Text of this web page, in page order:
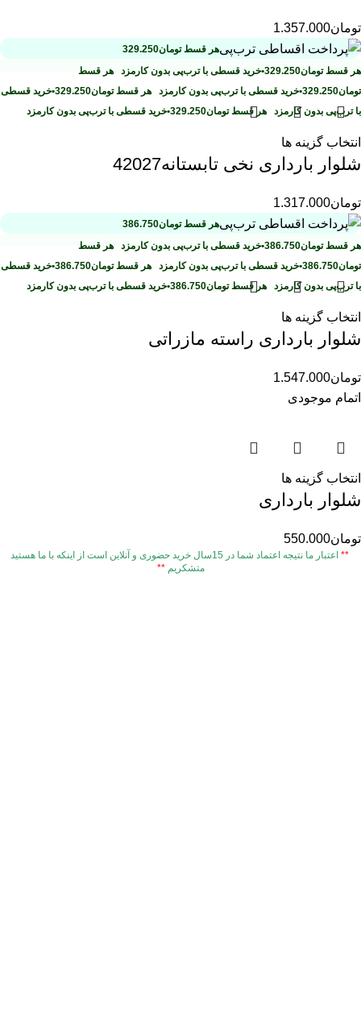
تومان1.357.000
هر قسطتومان329.250
هر قسطتومان329.250
•خرید قسطی با ترب‌پی بدون کارمزد هر قسط
تومان329.250
•خرید قسطی با ترب‌پی بدون کارمزد هر قسطتومان329.250
•خرید قسطی
با ترب‌پی بدون کارمزد هر قسطتومان329.250
•خرید قسطی با ترب‌پی بدون کارمزد
انتخاب گزینه ها
شلوار بارداری نخی تابستانه42027
تومان1.317.000
هر قسطتومان386.750
هر قسطتومان386.750
•خرید قسطی با ترب‌پی بدون کارمزد هر قسط
تومان386.750
•خرید قسطی با ترب‌پی بدون کارمزد هر قسطتومان386.750
•خرید قسطی
با ترب‌پی بدون کارمزد هر قسطتومان386.750
•خرید قسطی با ترب‌پی بدون کارمزد
انتخاب گزینه ها
شلوار بارداری راسته مازراتی
تومان1.547.000
اتمام موجودی
انتخاب گزینه ها
شلوار بارداری
تومان550.000
**
اعتبار ما نتیجه اعتماد شما در 15سال خرید حضوری و آنلاین است از اینکه با ما هستید
متشکریم **